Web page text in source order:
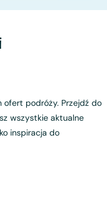
ofert podróży. Przejdź do
wszystkie aktualne
inspiracja do